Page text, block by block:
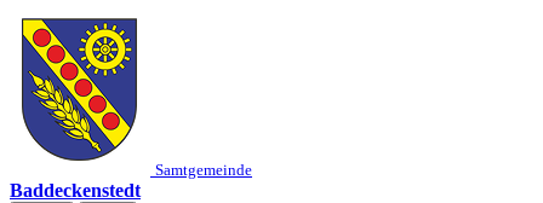
Samtgemeinde
Baddeckenstedt